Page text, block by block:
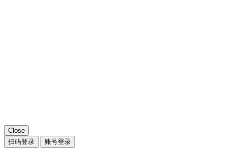
Close
扫码登录
账号登录